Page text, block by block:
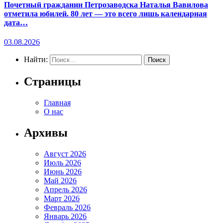
Почетный гражданин Петрозаводска Наталья Вавилова
отметила юбилей. 80 лет — это всего лишь календарная
дата…
03.08.2026
Найти:
Страницы
Главная
О нас
Архивы
Август 2026
Июль 2026
Июнь 2026
Май 2026
Апрель 2026
Март 2026
Февраль 2026
Январь 2026